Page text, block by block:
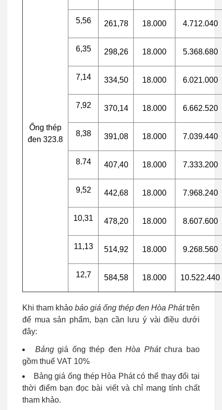
Ống thép
đen 323.8
5,56 261,78 18.000 4.712.040
6,35 298,26 18.000 5.368.680
7,14 334,50 18.000 6.021.000
7,92 370,14 18.000 6.662.520
8,38 391,08 18.000 7.039.440
8.74 407,40 18.000 7.333.200
9,52 442,68 18.000 7.968.240
10,31 478,20 18.000 8.607.600
11,13 514,92 18.000 9.268.560
12,7 584,58 18.000 10.522.440
Khi tham khảo báo giá ống thép đen Hòa Pháttrên
để mua sản phẩm, bạn cần lưu ý vài điều dưới
đây:
Bảnggiá ống thép đen Hòa Phátchưa bao
gồm thuế VAT 10%
Bảng giá ống thép Hòa Phát có thể thay đổi tại
thời điểm bạn đọc bài viết và chỉ mang tính chất
tham khảo.